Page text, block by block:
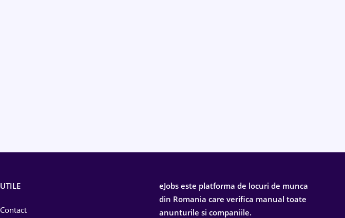
UTILE
Contact
eJobs este platforma de locuri de munca
din Romania care verifica manual toate
anunturile si companiile.